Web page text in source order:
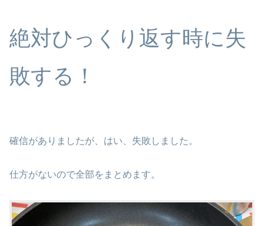
絶対ひっくり返す時に失
敗する！
確信がありましたが、はい、失敗しました。
仕方がないので全部をまとめます。